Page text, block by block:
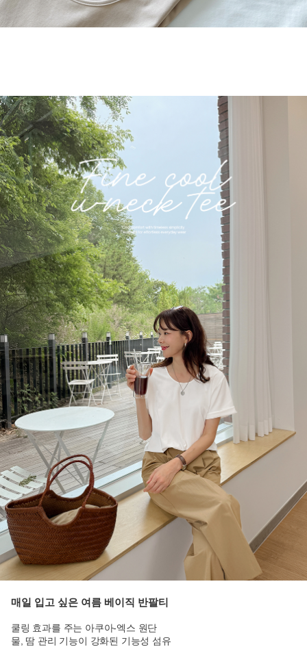
매일 입고 싶은 여름 베이직 반팔티
쿨링 효과를 주는 아쿠아-엑스 원단
물, 땀 관리 기능이 강화된 기능성 섬유